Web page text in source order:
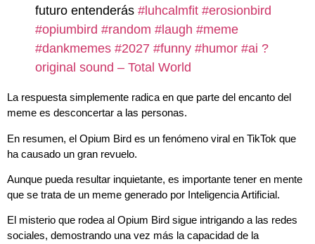
futuro entenderás #luhcalmfit #erosionbird
#opiumbird #random #laugh #meme
#dankmemes #2027 #funny #humor #ai ?
original sound – Total World
La respuesta simplemente radica en que parte del encanto del
meme es desconcertar a las personas.
En resumen, el Opium Bird es un fenómeno viral en TikTok que
ha causado un gran revuelo.
Aunque pueda resultar inquietante, es importante tener en mente
que se trata de un meme generado por Inteligencia Artificial.
El misterio que rodea al Opium Bird sigue intrigando a las redes
sociales, demostrando una vez más la capacidad de la